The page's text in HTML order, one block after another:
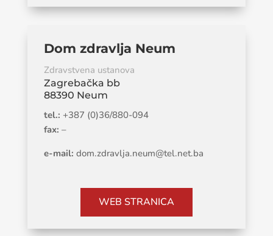
Dom zdravlja Neum
Zdravstvena ustanova
Zagrebačka bb
88390 Neum
tel.: +387 (0)36/880-094
fax: –
e-mail: dom.zdravlja.neum@tel.net.ba
WEB STRANICA